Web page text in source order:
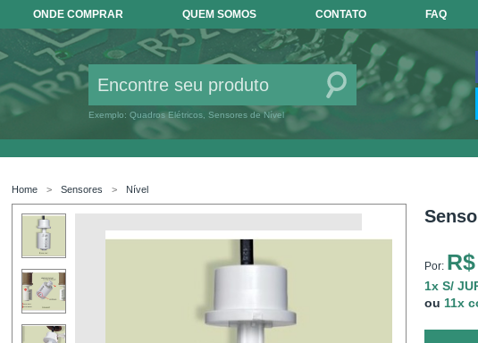
ONDE COMPRAR QUEM SOMOS CONTATO FAQ
Exemplo: Quadros Elétricos, Sensores de Nível
Home Sensores Nível
Por:
1x S/
ou 11x